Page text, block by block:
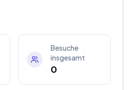
Besuche
insgesamt
0